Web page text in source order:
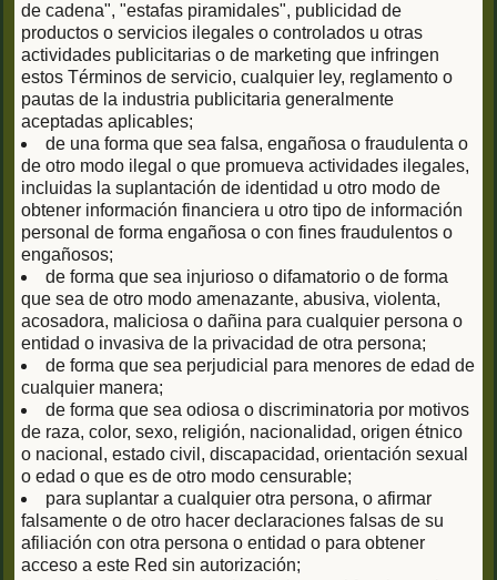
de cadena", "estafas piramidales", publicidad de
productos o servicios ilegales o controlados u otras
actividades publicitarias o de marketing que infringen
estos Términos de servicio, cualquier ley, reglamento o
pautas de la industria publicitaria generalmente
aceptadas aplicables;
de una forma que sea falsa, engañosa o fraudulenta o
de otro modo ilegal o que promueva actividades ilegales,
incluidas la suplantación de identidad u otro modo de
obtener información financiera u otro tipo de información
personal de forma engañosa o con fines fraudulentos o
engañosos;
de forma que sea injurioso o difamatorio o de forma
que sea de otro modo amenazante, abusiva, violenta,
acosadora, maliciosa o dañina para cualquier persona o
entidad o invasiva de la privacidad de otra persona;
de forma que sea perjudicial para menores de edad de
cualquier manera;
de forma que sea odiosa o discriminatoria por motivos
de raza, color, sexo, religión, nacionalidad, origen étnico
o nacional, estado civil, discapacidad, orientación sexual
o edad o que es de otro modo censurable;
para suplantar a cualquier otra persona, o afirmar
falsamente o de otro hacer declaraciones falsas de su
afiliación con otra persona o entidad o para obtener
acceso a este Red sin autorización;